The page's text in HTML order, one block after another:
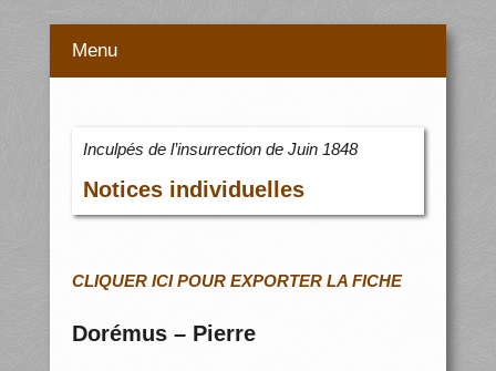
Menu
Inculpés de l’insurrection de Juin 1848
Notices individuelles
CLIQUER ICI POUR EXPORTER LA FICHE
Dorémus – Pierre